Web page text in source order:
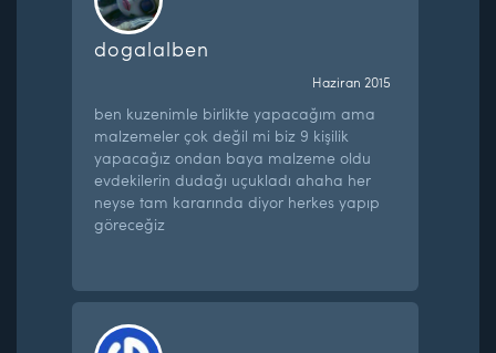
dogalalben
Haziran 2015
ben kuzenimle birlikte yapacağım ama
malzemeler çok değil mi biz 9 kişilik
yapacağız ondan baya malzeme oldu
evdekilerin dudağı uçukladı ahaha her
neyse tam kararında diyor herkes yapıp
göreceğiz